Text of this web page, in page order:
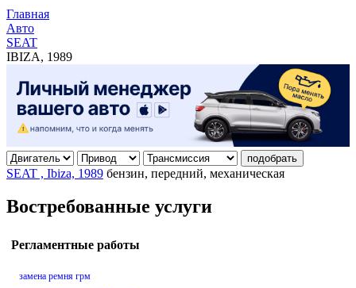
Главная
Авто
SEAT
IBIZA, 1989
подобрать
SEAT , Ibiza, 1989 бензин, передний, механическая
Востребованные услуги
Регламентные работы
замена ремня грм